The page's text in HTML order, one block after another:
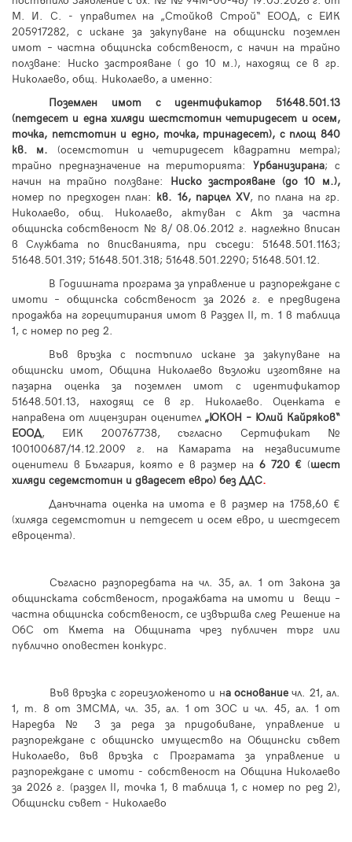
М. И. С. - управител на „Стойков Строй“ ЕООД, с ЕИК
205917282, с искане за закупуване на общински поземлен
имот – частна общинска собственост, с начин на трайно
ползване: Ниско застрояване ( до 10 м.), находящ се в гр.
Николаево, общ. Николаево, а именно:
Поземлен имот с идентификатор 51648.501.13
(петдесет и една хиляди шестстотин четиридесет и осем,
точка, петстотин и едно, точка, тринадесет), с площ 840
кв. м. (осемстотин и четиридесет квадратни метра);
трайно предназначение на територията:Урбанизирана; с
начин на трайно ползване: Ниско застрояване (до 10 м.),
номер по предходен план: кв. 16, парцел XV, по плана на гр.
Николаево, общ. Николаево, актуван с Акт за частна
общинска собственост № 8/ 08.06.2012 г. надлежно вписан
в Службата по вписванията, при съседи: 51648.501.1163;
51648.501.319; 51648.501.318; 51648.501.2290; 51648.501.12.
В Годишната програма за управление и разпореждане с
имоти – общинска собственост за 2026 г. е предвидена
продажба на горецитирания имот в Раздел II, т. 1 в таблица
1, с номер по ред 2.
Във връзка с постъпило искане за закупуване на
общински имот, Община Николаево възложи изготвяне на
пазарна оценка за поземлен имот с идентификатор
51648.501.13, находящ се в гр. Николаево. Оценката е
направена от лицензиран оценител „ЮКОН – Юлий Кайряков“
ЕООД, ЕИК 200767738, съгласно Сертификат №
100100687/14.12.2009 г. на Камарата на независимите
оценители в България, която е в размер на 6 720 € (шест
хиляди седемстотин и двадесет евро) без ДДС.
Данъчната оценка на имота е в размер на 1758,60 €
(хиляда седемстотин и петдесет и осем евро, и шестдесет
евроцента).
Съгласно разпоредбата на чл. 35, ал. 1 от Закона за
общинската собственост, продажбата на имоти и вещи –
частна общинска собственост, се извършва след Решение на
ОбС от Кмета на Общината чрез публичен търг или
публично оповестен конкурс.
Във връзка с гореизложеното и на основание чл. 21, ал.
1, т. 8 от ЗМСМА, чл. 35, ал. 1 от ЗОС и чл. 45, ал. 1 от
Наредба № 3 за реда за придобиване, управление и
разпореждане с общинско имущество на Общински съвет
Николаево, във връзка с Програмата за управление и
разпореждане с имоти - собственост на Община Николаево
за 2026 г. (раздел II, точка 1, в таблица 1, с номер по ред 2),
Общински съвет - Николаево